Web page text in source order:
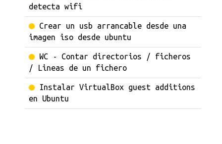
detecta wifi
Crear un usb arrancable desde una
imagen iso desde ubuntu
WC - Contar directorios / ficheros
/ Lineas de un fichero
Instalar VirtualBox guest additions
en Ubuntu